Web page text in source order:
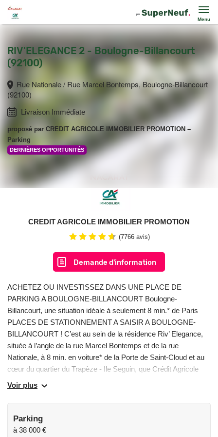
Menu
RIV'ELEGANCE 2 - Boulogne-Billancourt
(92100)
Rue Nationale / Rue Marcel Bontemps, Boulogne-Billancourt
(92100)
Livraison Immédiate
proposé par CREDIT AGRICOLE IMMOBILIER PROMOTION –
Parking
DERNIÈRES OPPORTUNITÉS
CREDIT AGRICOLE IMMOBILIER PROMOTION
(7766 avis)
Demande d'information
ACHETEZ OU INVESTISSEZ DANS UNE PLACE DE
PARKING A BOULOGNE-BILLANCOURT Boulogne-
Billancourt, une situation idéale à seulement 8 min.* de Paris
PLACES DE STATIONNEMENT A SAISIR A BOULOGNE-
BILLANCOURT ! C’est au sein de la résidence Riv’ Elegance,
située à l’angle de la rue Marcel Bontemps et de la rue
Nationale, à 8 min. en voiture* de la Porte de Saint-Cloud et au
cœur du quartier du Trapèze - Ile Seguin, que Crédit Agricole
Immobilier propose 2 places de parking double. Ces places de
résidents, les professionnels ou les investisseurs : ​- Proximité
des transports pour faciliter vos déplacements : à 10 min. à
pied* du métro L9 et de la future Ligne 15 Grand Paris express.
Voir plus
Parking
à 38 000 €